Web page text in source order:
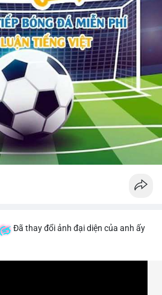
Đã thay đổi ảnh đại diện của anh ấy